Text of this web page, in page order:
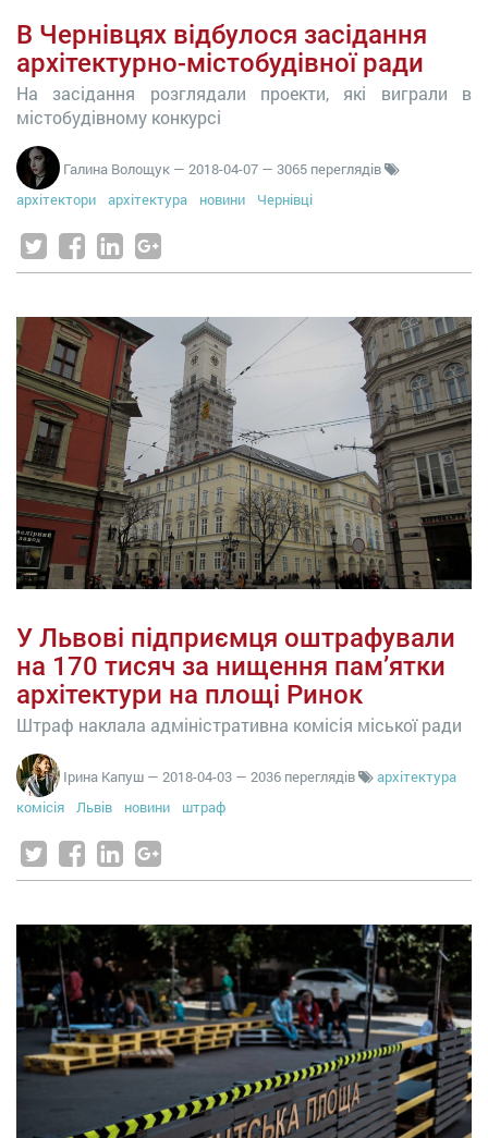
В Чернівцях відбулося засідання
архітектурно-містобудівної ради
На засідання розглядали проекти, які виграли в
містобудівному конкурсі
Галина Волощук — 2018-04-07 — 3065 переглядів
архітектори
архітектура новини Чернівці
У Львові підприємця оштрафували
на 170 тисяч за нищення пам’ятки
архітектури на площі Ринок
Штраф наклала адміністративна комісія міської ради
Ірина Капуш — 2018-04-03 — 2036 переглядів
архітектура
комісія
Львів новини штраф